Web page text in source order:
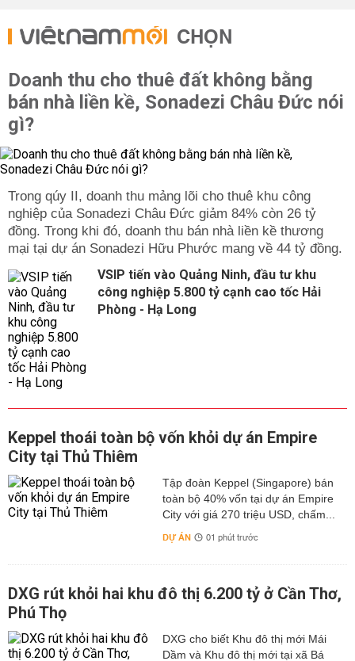
CHỌN
Doanh thu cho thuê đất không bằng
bán nhà liền kề, Sonadezi Châu Đức nói
gì?
Trong qúy II, doanh thu mảng lõi cho thuê khu công
nghiệp của Sonadezi Châu Đức giảm 84% còn 26 tỷ
đồng. Trong khi đó, doanh thu bán nhà liền kề thương
mại tại dự án Sonadezi Hữu Phước mang về 44 tỷ đồng.
VSIP tiến vào Quảng Ninh, đầu tư khu
công nghiệp 5.800 tỷ cạnh cao tốc Hải
Phòng - Hạ Long
Keppel thoái toàn bộ vốn khỏi dự án Empire
City tại Thủ Thiêm
Tập đoàn Keppel (Singapore) bán
toàn bộ 40% vốn tại dự án Empire
City với giá 270 triệu USD, chấm...
DỰ ÁN 01 phút trước
DXG rút khỏi hai khu đô thị 6.200 tỷ ở Cần Thơ,
Phú Thọ
DXG cho biết Khu đô thị mới Mái
Dầm và Khu đô thị mới tại xã Bá